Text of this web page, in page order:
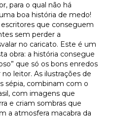
para o qual não há
boa história de medo!
que conseguem
sem perder a
no caricato. Este é um
obra: a história consegue
que só os bons enredos
leitor. As ilustrações de
sépia, combinam com o
com imagens que
e criam sombras que
a atmosfera macabra da